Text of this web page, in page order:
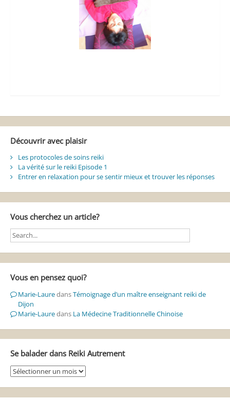
Découvrir avec plaisir
Les protocoles de soins reiki
La vérité sur le reiki Episode 1
Entrer en relaxation pour se sentir mieux et trouver les réponses
Vous cherchez un article?
Vous en pensez quoi?
Marie-LauredansTémoignage d’un maître enseignant reiki de
Dijon
Marie-Lauredans La Médecine Traditionnelle Chinoise
Se balader dans Reiki Autrement
Se
balader
dans